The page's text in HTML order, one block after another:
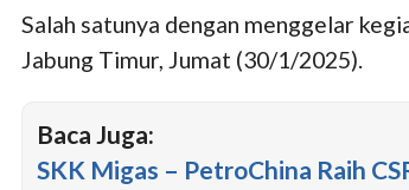
Salah satunya dengan menggelar
Jabung Timur, Jumat (30/1/2025).
Baca Juga:
SKK Migas – PetroChina Raih